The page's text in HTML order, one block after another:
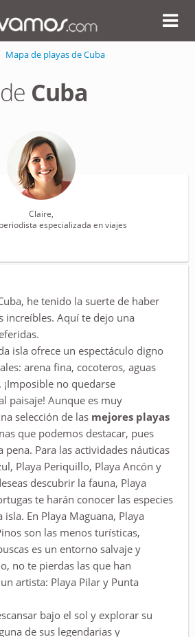
Mapa de playas de Cuba
Cuba
Claire,
especializada en viajes
he tenido la suerte de haber
increíbles. Aquí te dejo una
isla ofrece un espectáculo digno
arena fina, cocoteros, aguas
no quedarse
paisaje! Aunque es muy
selección de las mejores playas
que podemos destacar, pues
pena. Para las actividades náuticas
Playa Periquillo, Playa Ancón y
descubrir la fauna, Playa
te harán conocer las especies
En Playa Maguana, Playa
son las menos turísticas,
es un entorno salvaje y
no te pierdas las que han
artista: Playa Pilar y Punta
bajo el sol y explorar su
de sus legendarias y